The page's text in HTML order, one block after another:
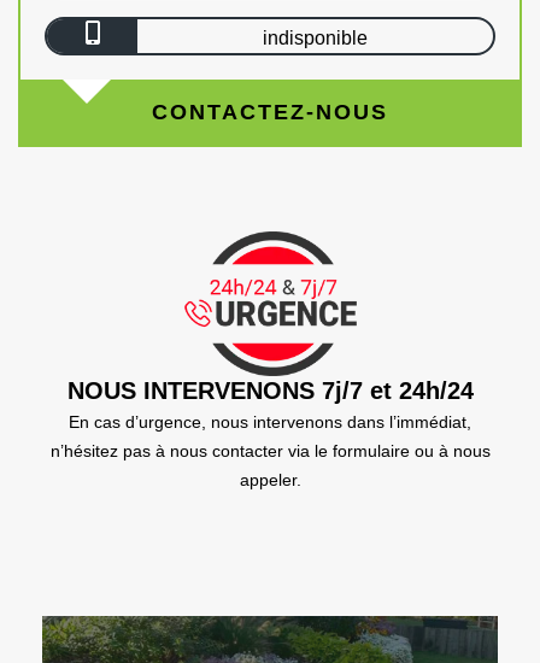
indisponible
CONTACTEZ-NOUS
NOUS INTERVENONS 7j/7 et 24h/24
En cas d’urgence, nous intervenons dans l’immédiat,
n’hésitez pas à nous contacter via le formulaire ou à nous
appeler.